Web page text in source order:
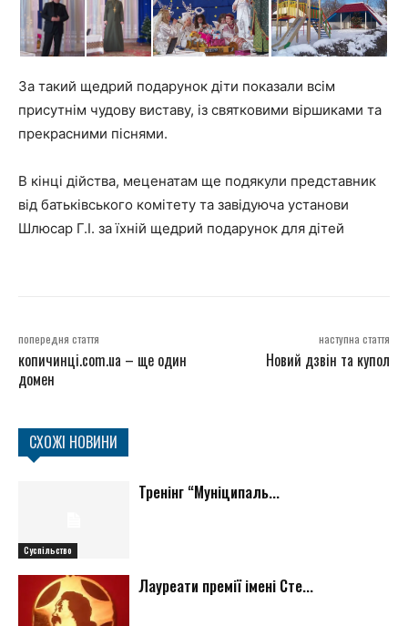
За такий щедрий подарунок діти показали всім
присутнім чудову виставу, із святковими віршиками та
прекрасними піснями.
В кінці дійства, меценатам ще подякули представник
від батьківського комітету та завідуюча установи
Шлюсар Г.І. за їхній щедрий подарунок для дітей
попередня стаття
копичинці.com.ua – ще один
домен
наступна стаття
Новий дзвін та купол
СХОЖІ НОВИНИ
Суспільство
Тренінг “Муніципаль...
Лауреати премії імені Сте...